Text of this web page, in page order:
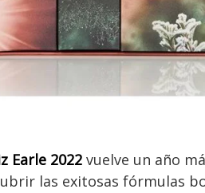
Earle 2022 vuelve un año
las exitosas fórmulas